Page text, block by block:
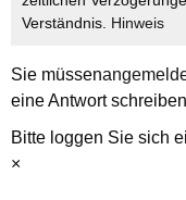
Verständnis. Hinweis
Sie müssen
eine Antwort
Bitte loggen Sie sich
×